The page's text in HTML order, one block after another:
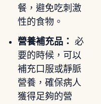
餐，避免吃刺激
性的食物。
營養補充品： 必
要的時候，可以
補充口服或靜脈
營養，確保病人
獲得足夠的營